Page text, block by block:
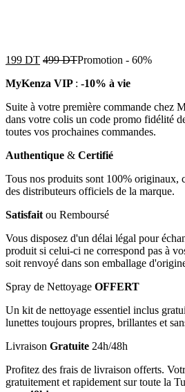
199 DT 499DTPromotion - 60%
MyKenza VIP : -10% à vie
Suite à votre première commande chez
dans votre colis un code promo fidélité
toutes vos prochaines commandes.
Authentique & Certifié
Tous nos produits sont 100% originaux,
des distributeurs officiels de la marque.
Satisfait ou Remboursé
Vous disposez d'un délai légal pour
produit si celui-ci ne correspond pas à
soit renvoyé dans son emballage
Spray de Nettoyage OFFERT
Un kit de nettoyage essentiel inclus
lunettes toujours propres, brillantes et
Livraison Gratuite 24h/48h
Profitez des frais de livraison offerts.
gratuitement et rapidement sur toute la